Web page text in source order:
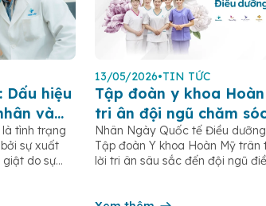
Dấu hiệu
và
tình trạng
sự xuất
giật do sự
13/05/2026•TIN TỨC
Tập đoàn y khoa
tri ân đội ngũ chăm
người bệnh nhân Ngày
tế Điều dưỡng 12/5
Nhân Ngày Quốc tế Điều
Tập đoàn Y khoa Hoàn Mỹ trân
lời tri ân sâu sắc đến đội ngũ